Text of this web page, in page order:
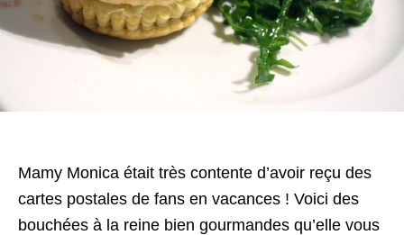
Mamy Monica était très contente d’avoir reçu des
cartes postales de fans en vacances ! Voici des
bouchées à la reine bien gourmandes qu’elle vous